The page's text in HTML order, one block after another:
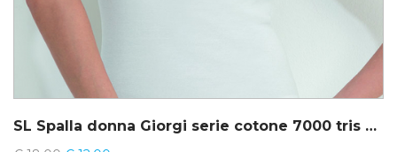
SL Spalla donna Giorgi serie cotone 7000 tris 26242